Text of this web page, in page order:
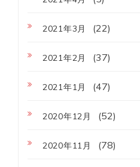
2021年3月 (22)
2021年2月 (37)
2021年1月 (47)
2020年12月 (52)
2020年11月 (78)